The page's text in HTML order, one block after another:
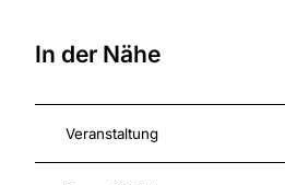
In der Nähe
Veranstaltung